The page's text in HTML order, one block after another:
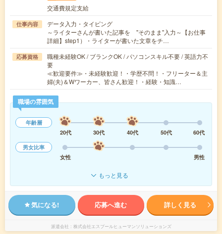
交通費規定支給
仕事内容
データ入力・タイピング
～ライターさんが書いた記事を "そのまま"入力～【お仕事
詳細】step1）・ライターが書いた文章をチ…
応募資格
職種未経験OK / ブランクOK / パソコンスキル不要 / 英語力不
要
≪歓迎要件≫・未経験歓迎！・学歴不問！・フリーター＆主
婦(夫)＆Wワーカー、皆さん歓迎！・経験・知識…
職場の雰囲気
年齢層
20代
30代 40代 50代
60代
男女比率
女性
男性
もっと見る
気になる! 応募へ進む 詳しく見る
派遣会社 株式会社エスプールヒューマンソリューションズ